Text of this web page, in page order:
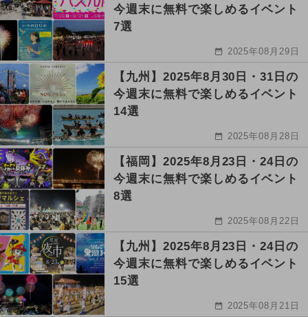
今週末に無料で楽しめるイベント
7選
2025年08月29日
【九州】2025年8月30日・31日の
今週末に無料で楽しめるイベント
14選
2025年08月28日
【福岡】2025年8月23日・24日の
今週末に無料で楽しめるイベント
8選
2025年08月22日
【九州】2025年8月23日・24日の
今週末に無料で楽しめるイベント
15選
2025年08月21日